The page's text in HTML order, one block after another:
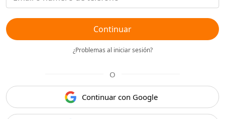
Continuar
¿Problemas al iniciar sesión?
O
Continuar con Google